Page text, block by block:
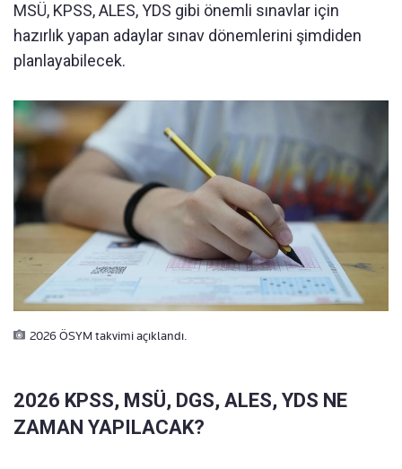
MSÜ, KPSS, ALES, YDS gibi önemli sınavlar için
hazırlık yapan adaylar sınav dönemlerini şimdiden
planlayabilecek.
2026 ÖSYM takvimi açıklandı.
2026 KPSS, MSÜ, DGS, ALES, YDS NE
ZAMAN YAPILACAK?